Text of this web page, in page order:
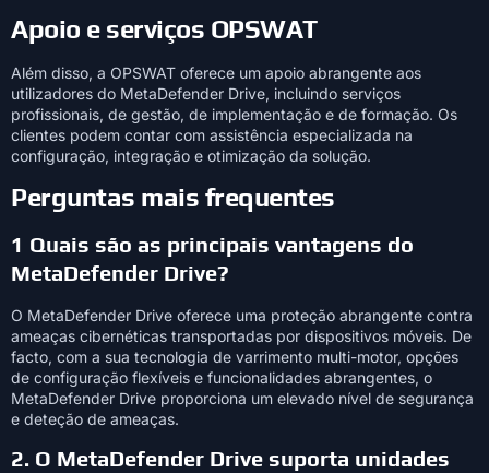
Apoio e serviços OPSWAT
Além disso, a OPSWAT oferece um apoio abrangente aos
utilizadores do MetaDefender Drive, incluindo serviços
profissionais, de gestão, de implementação e de formação. Os
clientes podem contar com assistência especializada na
configuração, integração e otimização da solução.
Perguntas mais frequentes
1 Quais são as principais vantagens do
MetaDefender Drive?
O MetaDefender Drive oferece uma proteção abrangente contra
ameaças cibernéticas transportadas por dispositivos móveis. De
facto, com a sua tecnologia de varrimento multi-motor, opções
de configuração flexíveis e funcionalidades abrangentes, o
MetaDefender Drive proporciona um elevado nível de segurança
e deteção de ameaças.
2. O MetaDefender Drive suporta unidades